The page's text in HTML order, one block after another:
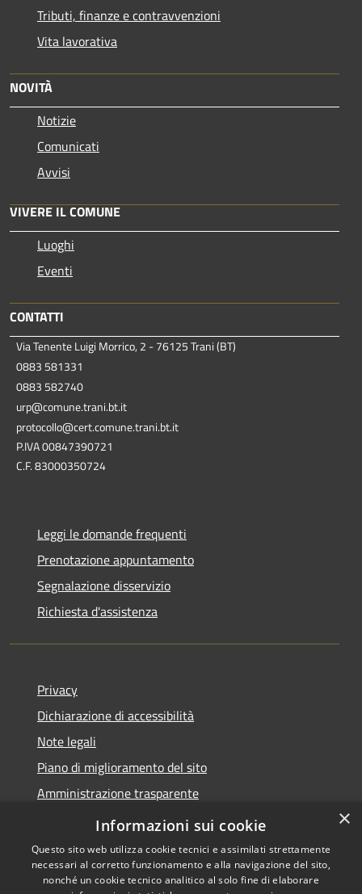
Tributi, finanze e contravvenzioni
Vita lavorativa
NOVITÀ
Notizie
Comunicati
Avvisi
VIVERE IL COMUNE
Luoghi
Eventi
CONTATTI
Via Tenente Luigi Morrico, 2 - 76125 Trani (BT)
0883 581331
0883 582740
urp@comune.trani.bt.it
protocollo@cert.comune.trani.bt.it
P.IVA 00847390721
C.F. 83000350724
Leggi le domande frequenti
Prenotazione appuntamento
Segnalazione disservizio
Richiesta d'assistenza
Privacy
Dichiarazione di accessibilità
Note legali
Piano di miglioramento del sito
Amministrazione trasparente
Albo Pretorio
×
Informazioni sui cookie
Questo sito web utilizza cookie tecnici e assimilati strettamente
necessari al corretto funzionamento e alla navigazione del sito,
nonché un cookie tecnico analitico al solo fine di elaborare